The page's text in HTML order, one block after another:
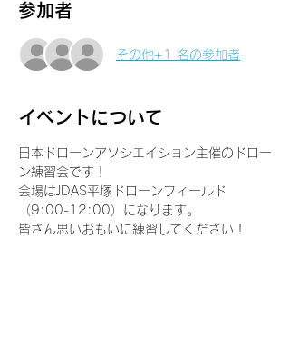
参加者
その他+1 名の参加者
イベントについて
日本ドローンアソシエイション主催のドロー
ン練習会です！
会場はJDAS平塚ドローンフィールド
（9:00-12:00）になります。
皆さん思いおもいに練習してください！